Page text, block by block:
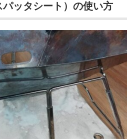
ッタシート）の使い方